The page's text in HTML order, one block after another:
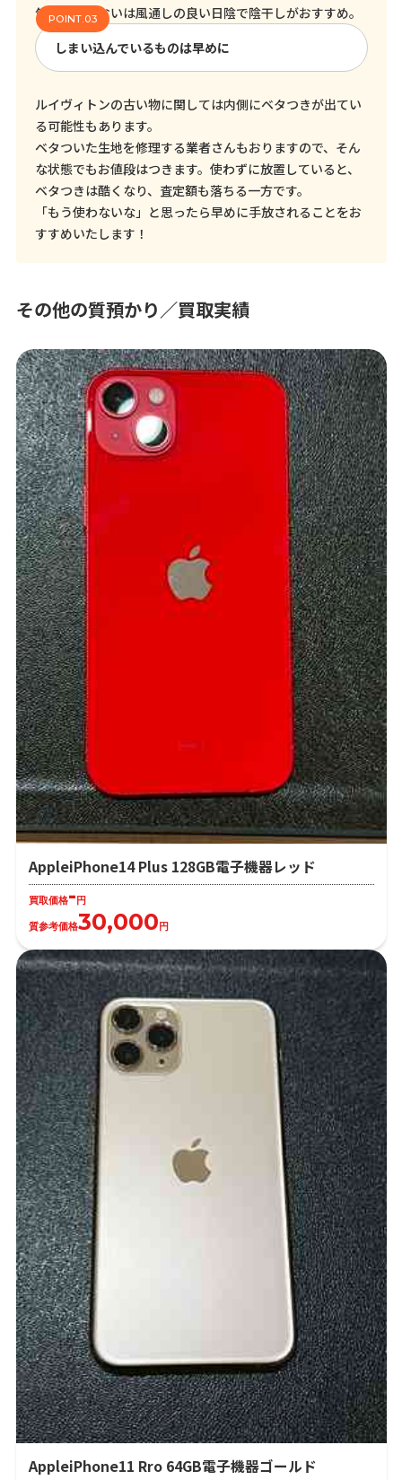
気になるにおいは風通しの良い日陰で陰干しがおすすめ。
しまい込んでいるものは早めに
ルイヴィトンの古い物に関しては内側にベタつきが出てい
る可能性もあります。
ベタついた生地を修理する業者さんもおりますので、そん
な状態でもお値段はつきます。使わずに放置していると、
ベタつきは酷くなり、査定額も落ちる一方です。
「もう使わないな」と思ったら早めに手放されることをお
すすめいたします！
その他の質預かり／買取実績
AppleiPhone14 Plus 128GB電子機器レッド
買取価格-円
質参考価格30,000円
AppleiPhone11 Rro 64GB電子機器ゴールド